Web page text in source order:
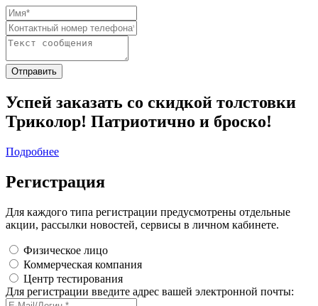
Успей заказать со скидкой толстовки
Триколор! Патриотично и броско!
Подробнее
Регистрация
Для каждого типа регистрации предусмотрены отдельные
акции, рассылки новостей, сервисы в личном кабинете.
Физическое лицо
Коммерческая компания
Центр тестирования
Для регистрации введите адрес вашей электронной почты: